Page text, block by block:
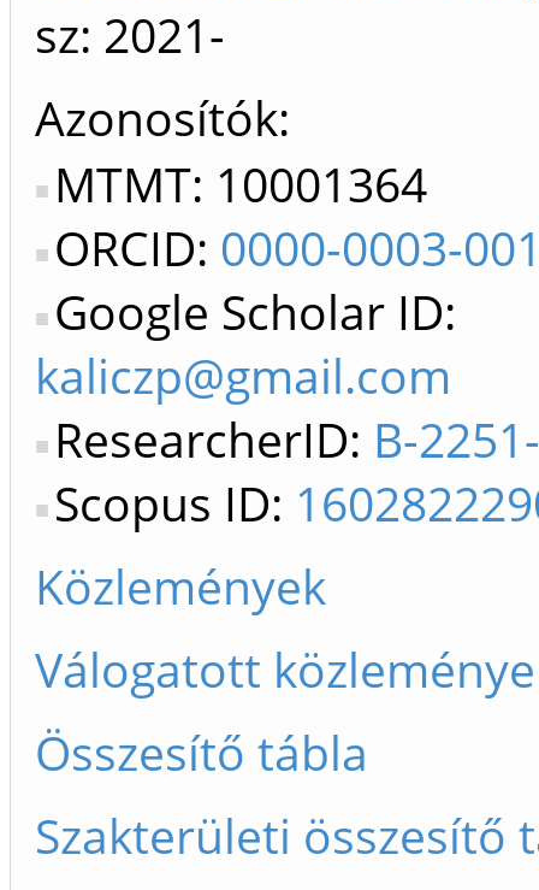
sz: 2021-
Azonosítók
MTMT: 10001364
ORCID: 0000-0003-
Google Scholar ID:
kaliczp@gmail.com
ResearcherID: B-
Scopus ID:
Közlemények
Válogatott
Összesítő tábla
Szakterületi összesítő